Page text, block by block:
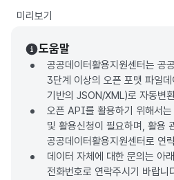
미리보기
도움말
공공데이터활용지원센터는 공
3단계 이상의 오픈 포맷 파일
기반의 JSON/XML)로 자동변
오픈 API를 활용하기 위해서
및 활용신청이 필요하며, 활용
공공데이터활용지원센터로 연
데이터 자체에 대한 문의는 아
전화번호로 연락주시기 바랍니